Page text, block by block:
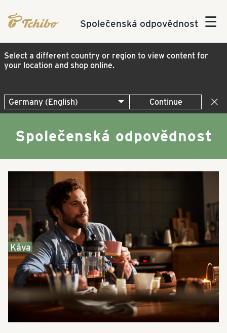
Společenská odpovědnost ☰
Select a different country or region to view content for
your location and shop online.
Continue
Společenská odpovědnost
Káva